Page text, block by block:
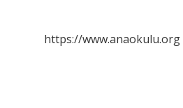
https://www.anaokulu.org